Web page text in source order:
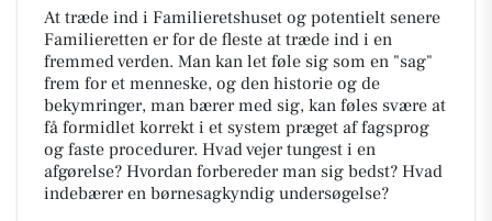
At træde ind i Familieretshuset og potentielt senere
Familieretten er for de fleste at træde ind i en
fremmed verden. Man kan let føle sig som en "sag"
frem for et menneske, og den historie og de
bekymringer, man bærer med sig, kan føles svære at
få formidlet korrekt i et system præget af fagsprog
og faste procedurer. Hvad vejer tungest i en
afgørelse? Hvordan forbereder man sig bedst? Hvad
indebærer en børnesagkyndig undersøgelse?